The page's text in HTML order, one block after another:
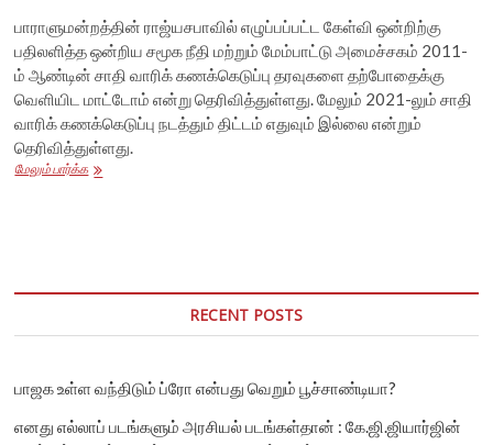
பாராளுமன்றத்தின் ராஜ்யசபாவில் எழுப்பப்பட்ட கேள்வி ஒன்றிற்கு
பதிலளித்த ஒன்றிய சமூக நீதி மற்றும் மேம்பாட்டு அமைச்சகம் 2011-
ம் ஆண்டின் சாதி வாரிக் கணக்கெடுப்பு தரவுகளை தற்போதைக்கு
வெளியிட மாட்டோம் என்று தெரிவித்துள்ளது. மேலும் 2021-லும் சாதி
வாரிக் கணக்கெடுப்பு நடத்தும் திட்டம் எதுவும் இல்லை என்றும்
தெரிவித்துள்ளது.
மேலும் பார்க்கசாதிவாரி
RECENT POSTS
பாஜக உள்ள வந்திடும் ப்ரோ என்பது வெறும் பூச்சாண்டியா?
எனது எல்லாப் படங்களும் அரசியல் படங்கள்தான் : கே.ஜி.ஜியார்ஜின்